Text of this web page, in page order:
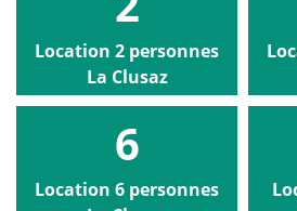
Location 2 personnes
La Clusaz
6
Location 6 personnes